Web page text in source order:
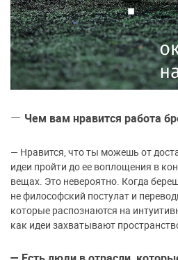
— Чем вам нравится работа
— Нравится, что ты можешь от
идеи пройти до ее воплощения в
вещах. Это невероятно. Когда
не философский постулат и
которые распознаются на
как идеи захватывают